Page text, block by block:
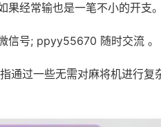
经常输也是一笔不小的开支。
信号; ppyy55670 随时交流 。
通过一些无需对麻将机进行复